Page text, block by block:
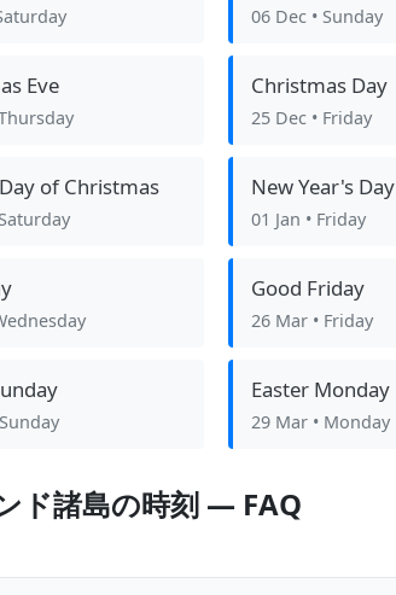
06 Dec • Sunday
Eve Christmas Day
25 Dec • Friday
of Christmas New Year's Day
01 Jan • Friday
Good Friday
26 Mar • Friday
Easter Monday
29 Mar • Monday
ド諸島の時刻 — FAQ